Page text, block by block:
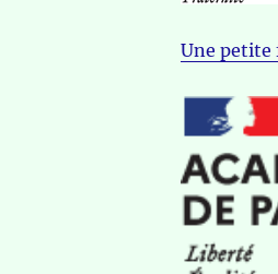
Une petite